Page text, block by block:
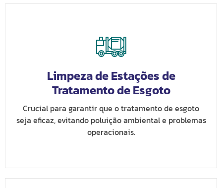
Limpeza de Estações de
Tratamento de Esgoto
Crucial para garantir que o tratamento de esgoto
seja eficaz, evitando poluição ambiental e problemas
operacionais.